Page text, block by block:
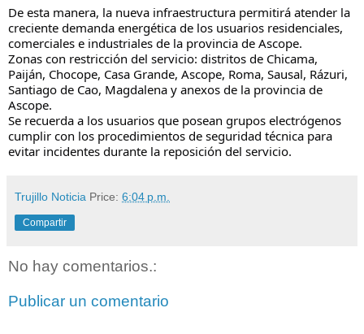
De esta manera, la nueva infraestructura permitirá atender la
creciente demanda energética de los usuarios residenciales,
comerciales e industriales de la provincia de Ascope.
Zonas con restricción del servicio: distritos de Chicama,
Paiján, Chocope, Casa Grande, Ascope, Roma, Sausal, Rázuri,
Santiago de Cao, Magdalena y anexos de la provincia de
Ascope.
Se recuerda a los usuarios que posean grupos electrógenos
cumplir con los procedimientos de seguridad técnica para
evitar incidentes durante la reposición del servicio.
Trujillo Noticia Price: 6:04 p.m.
Compartir
No hay comentarios.:
Publicar un comentario